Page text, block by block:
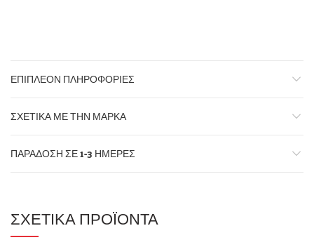
ΕΠΙΠΛΈΟΝ ΠΛΗΡΟΦΟΡΊΕΣ
ΣΧΕΤΙΚΆ ΜΕ ΤΗΝ ΜΆΡΚΑ
ΠΑΡΆΔΟΣΗ ΣΕ 1-3 ΗΜΈΡΕΣ
ΣΧΕΤΙΚΆ ΠΡΟΪΌΝΤΑ